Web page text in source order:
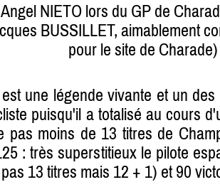
Angel NIETO lors du GP de
BUSSILLET, aimablement
pour le site de Charade)
une légende vivante et un
puisqu'il a totalisé au cours
pas moins de 13 titres de
: très superstitieux le pilote
13 titres mais 12 + 1) et 90